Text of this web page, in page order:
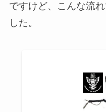
ですけど、こんな流
した。